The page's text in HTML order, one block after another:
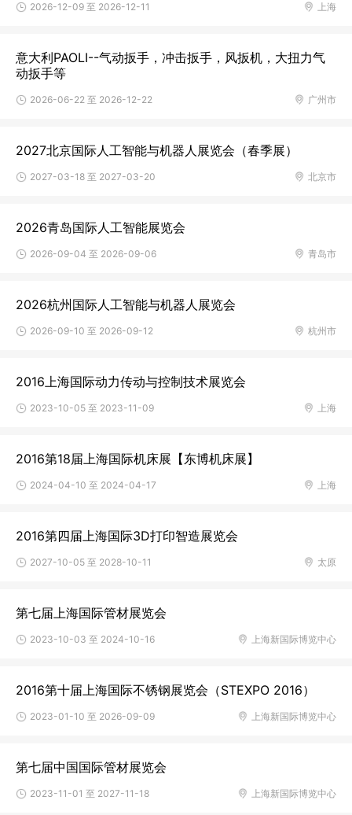
上海
2026-12-09 至 2026-12-11
意大利PAOLI--气动扳手，冲击扳手，风扳机，大扭力气
动扳手等
广州市
2026-06-22 至 2026-12-22
2027北京国际人工智能与机器人展览会（春季展）
北京市
2027-03-18 至 2027-03-20
2026青岛国际人工智能展览会
青岛市
2026-09-04 至 2026-09-06
2026杭州国际人工智能与机器人展览会
杭州市
2026-09-10 至 2026-09-12
2016上海国际动力传动与控制技术展览会
上海
2023-10-05 至 2023-11-09
2016第18届上海国际机床展【东博机床展】
上海
2024-04-10 至 2024-04-17
2016第四届上海国际3D打印智造展览会
太原
2027-10-05 至 2028-10-11
第七届上海国际管材展览会
上海新国际博览中心
2023-10-03 至 2024-10-16
2016第十届上海国际不锈钢展览会（STEXPO 2016）
上海新国际博览中心
2023-01-10 至 2026-09-09
第七届中国国际管材展览会
上海新国际博览中心
2023-11-01 至 2027-11-18